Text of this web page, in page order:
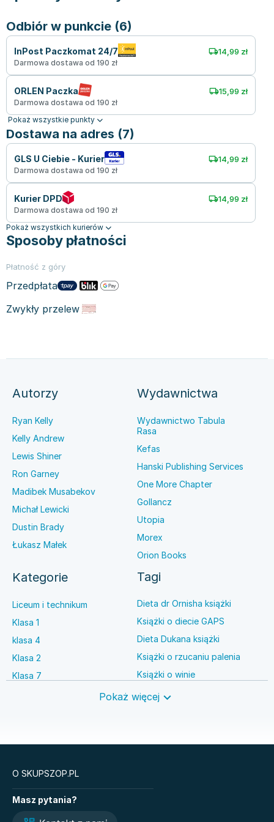
Odbiór w punkcie (6)
InPost Paczkomat 24/7 14,99 zł
Darmowa dostawa od 190 zł
ORLEN Paczka 15,99 zł
Darmowa dostawa od 190 zł
Pokaż wszystkie punkty
Dostawa na adres (7)
GLS U Ciebie - Kurier 14,99 zł
Darmowa dostawa od 190 zł
Kurier DPD 14,99 zł
Darmowa dostawa od 190 zł
Pokaż wszystkich kurierów
Sposoby płatności
Płatność z góry
Przedpłata
Zwykły przelew
Autorzy
Ryan Kelly
Kelly Andrew
Lewis Shiner
Ron Garney
Madibek Musabekov
Michał Lewicki
Dustin Brady
Łukasz Małek
Wydawnictwa
Wydawnictwo Tabula
Rasa
Kefas
Hanski Publishing Services
One More Chapter
Gollancz
Utopia
Morex
Orion Books
Kategorie
Liceum i technikum
Klasa 1
klasa 4
Klasa 2
Klasa 7
Tagi
Dieta dr Ornisha książki
Książki o diecie GAPS
Dieta Dukana książki
Książki o rzucaniu palenia
Książki o winie
Książki o anestezjologii
Książki
Matematyka. Podręcznik.
Klasa 1. Zakres
Pokaż więcej
O SKUPSZOP.PL
Masz pytania?